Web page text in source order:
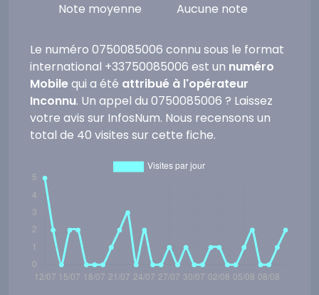
Note moyenne
Aucune note
Le numéro 0750085006 connu sous le format
international +33750085006 est un numéro
Mobilequi a été attribué à l'opérateur
Inconnu. Un appel du 0750085006 ? Laissez
votre avis sur InfosNum. Nous recensons un
total de 40 visites sur cette fiche.